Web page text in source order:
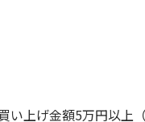
上げ金額5万円以上